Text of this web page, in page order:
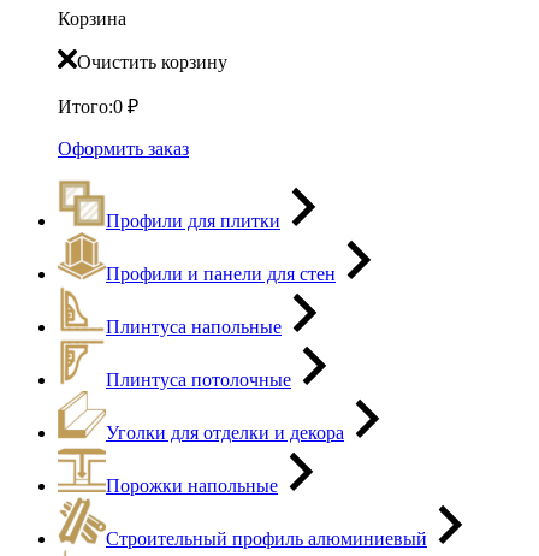
Корзина
Очистить корзину
Итого:0 ₽
Оформить заказ
Профили для плитки
Профили и панели для стен
Плинтуса напольные
Плинтуса потолочные
Уголки для отделки и декора
Порожки напольные
Строительный профиль алюминиевый